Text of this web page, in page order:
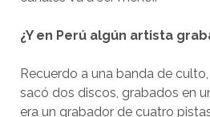
¿Y en Perú algún artista
Recuerdo a una banda de
sacó dos discos, grabados en
era un grabador de cuatro